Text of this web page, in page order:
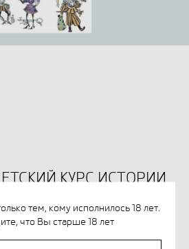
тем, кому исполнилось 18 лет.
что Вы старше 18 лет
КУРС ИСТОРИИ